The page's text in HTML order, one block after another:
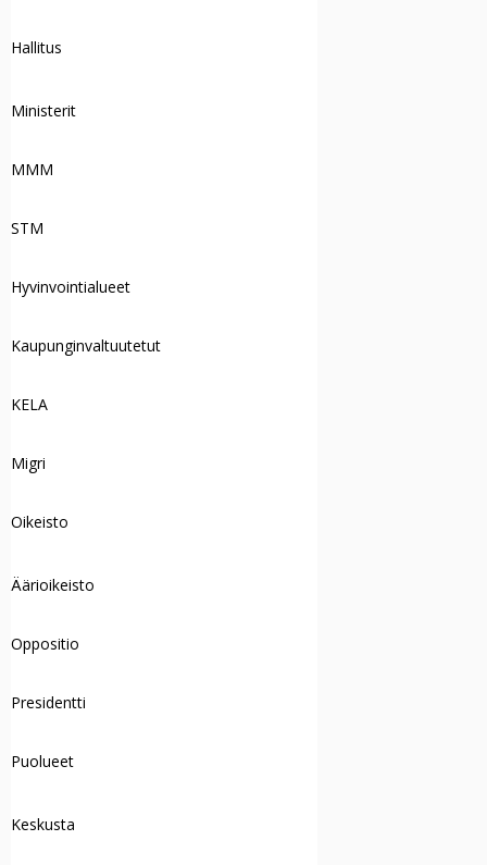
Hallitus
Ministerit
MMM
STM
Hyvinvointialueet
Kaupunginvaltuutetut
KELA
Migri
Oikeisto
Äärioikeisto
Oppositio
Presidentti
Puolueet
Keskusta